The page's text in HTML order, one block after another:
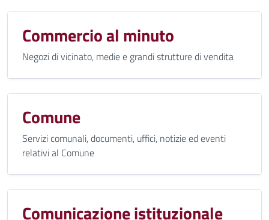
Commercio al minuto
Negozi di vicinato, medie e grandi strutture di vendita
Comune
Servizi comunali, documenti, uffici, notizie ed eventi
relativi al Comune
Comunicazione istituzionale